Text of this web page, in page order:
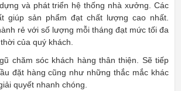
và phát triển hệ thống nhà xưởng. Các
giúp sản phẩm đạt chất lượng cao nhất.
rẻ với số lượng mỗi tháng đạt mức tối đa
của quý khách.
chăm sóc khách hàng thân thiện. Sẽ tiếp
đặt hàng cũng như những thắc mắc khác
quyết nhanh chóng.